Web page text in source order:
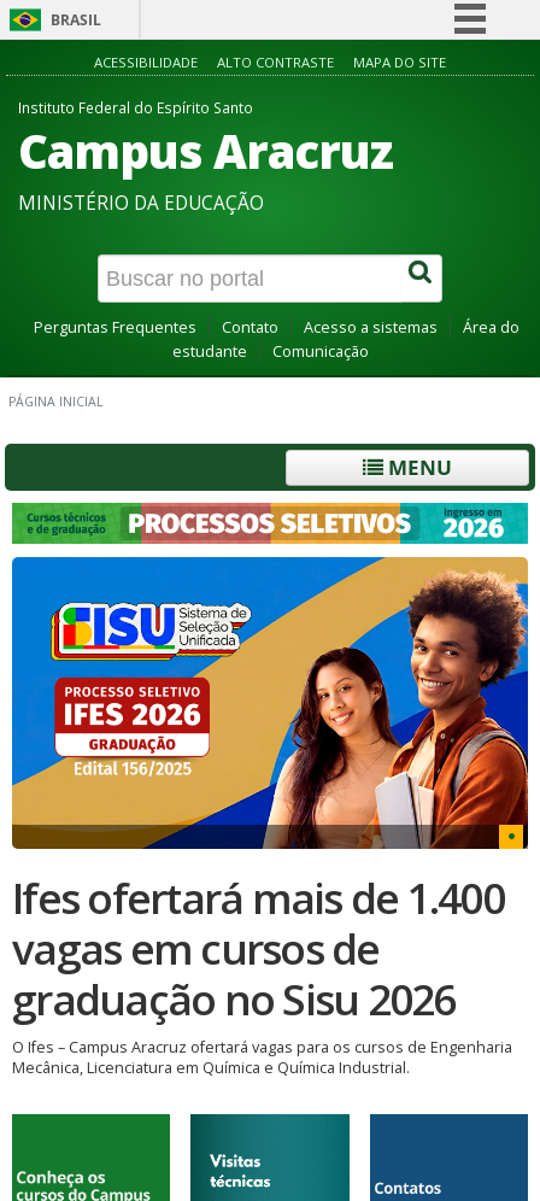
BRASIL
Simplifique!
Acesso à informação
Canais
ACESSIBILIDADE ALTO CONTRASTE MAPA DO SITE
Instituto Federal do Espírito Santo
Campus Aracruz
MINISTÉRIO DA EDUCAÇÃO
Perguntas Frequentes Contato Acesso a sistemas
Área do
estudante
Comunicação
PÁGINA INICIAL
MENU
Ifes ofertará mais de 1.400
vagas em cursos de
graduação no Sisu 2026
O Ifes – Campus Aracruz ofertará vagas para os cursos de Engenharia
Mecânica, Licenciatura em Química e Química Industrial.